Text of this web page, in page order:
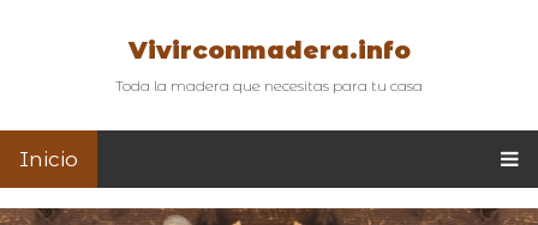
Vivirconmadera.info
Toda la madera que necesitas para tu casa
Inicio